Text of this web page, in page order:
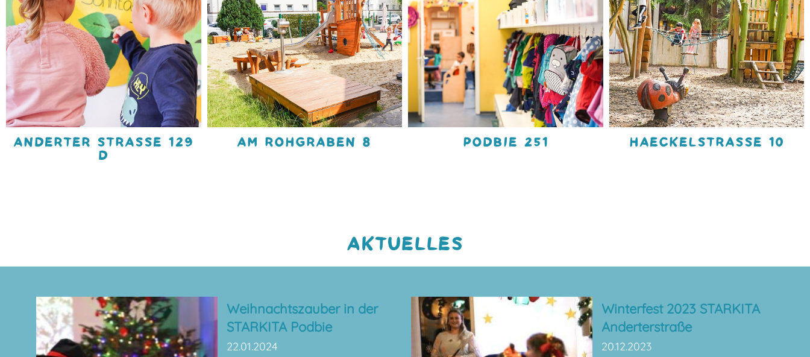
ANDERTER STRASSE 129
D
AM ROHGRABEN 8 PODBIE 251 HAECKELSTRASSE 10
AKTUELLES
Weihnachtszauber in der
STARKITA Podbie
22.01.2024
Winterfest 2023 STARKITA
Anderterstraße
20.12.2023